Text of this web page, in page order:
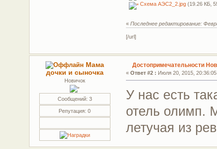
Схема АЭС2_2.jpg(19.26 КБ,
«Последнее редактирование:
[/url]
Мама
дочки и сыночка
Новичок
Сообщений: 3
Репутация: 0
Достопримечательности
«Ответ #2 : Июля 20, 2015,
У нас есть
отель олимп.
летучая из